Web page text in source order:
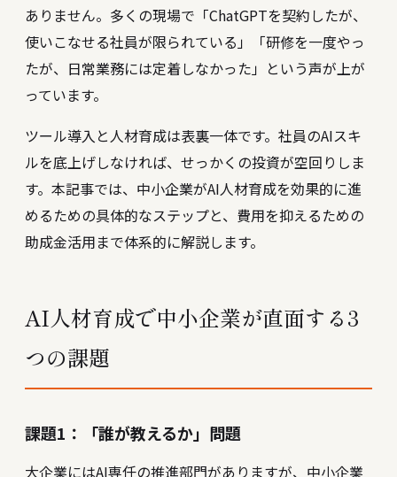
ありません。多くの現場で「ChatGPTを契約したが、
使いこなせる社員が限られている」「研修を一度やっ
たが、日常業務には定着しなかった」という声が上が
っています。
ツール導入と人材育成は表裏一体です。社員のAIスキ
ルを底上げしなければ、せっかくの投資が空回りしま
す。本記事では、中小企業がAI人材育成を効果的に進
めるための具体的なステップと、費用を抑えるための
助成金活用まで体系的に解説します。
AI人材育成で中小企業が直面する3
つの課題
課題1：「誰が教えるか」問題
大企業にはAI専任の推進部門がありますが、中小企業